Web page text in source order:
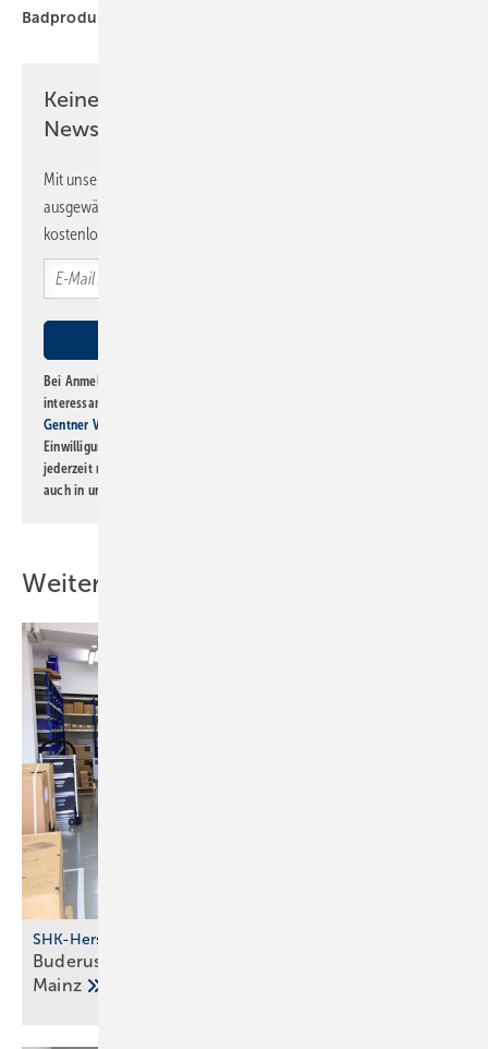
Badprodukte
Keine Zeit? Kein Problem mit dem SBZ
Newsletter!
Mit unserem Newsletter erhalten Sie regelmäßig von uns
ausgewählte Informationen und Neuigkeiten, gebündelt und
kostenlos direkt ins Postfach.
Bei Anmeldung zu diesem Newsletter bin ich damit einverstanden, über
interessante Verlags- und Online-Angebote
Gentner Verlag GmbH & Co. KG
Einwilligung kann ich jederzeit widerrufen und eine Abmeldung ist
jederzeit möglich. Informationen zum Umgang mit Daten finden Sie
auch in unserer
Weitere Inhalte
SHK-Hersteller
Buderus investiert in Stand­orte Halle, Berlin und
Mainz